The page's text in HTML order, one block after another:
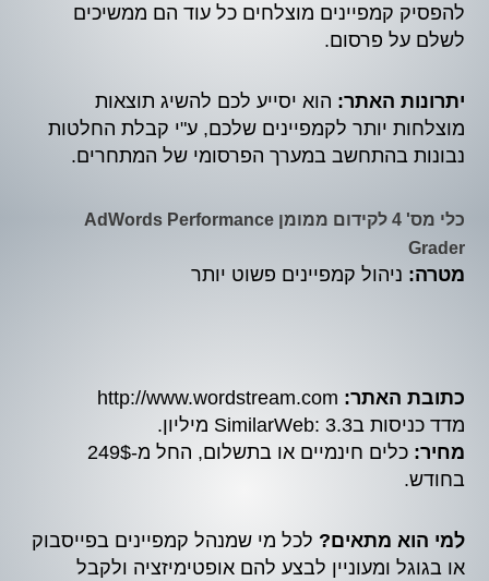
להפסיק קמפיינים מוצלחים כל עוד הם ממשיכים
לשלם על פרסום.
יתרונות האתר: הוא יסייע לכם להשיג תוצאות
מוצלחות יותר לקמפיינים שלכם, ע"י קבלת החלטות
נבונות בהתחשב במערך הפרסומי של המתחרים.
כלי מס' 4 לקידום ממומן AdWords Performance
Grader
מטרה: ניהול קמפיינים פשוט יותר
כתובת האתר:
מדד כניסות בSimilarWeb: 3.3 מיליון.
מחיר:
כלים חינמיים או בתשלום, החל מ-249$
בחודש.
למי הוא מתאים? לכל מי שמנהל קמפיינים בפייסבוק
או בגוגל ומעוניין לבצע להם אופטימיזציה ולקבל